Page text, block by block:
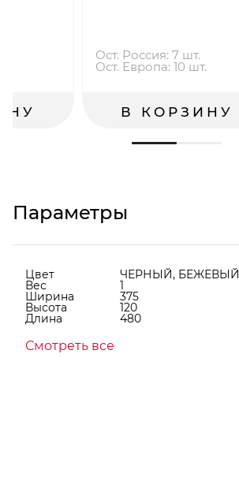
Ост. Россия: 7 шт.
Ост. Европа: 10 шт.
В КОРЗИНУ
Параметры
Цвет ЧЕРНЫЙ, БЕЖЕВЫЙ
Вес 1
Ширина 375
Высота 120
Длина 480
Смотреть все